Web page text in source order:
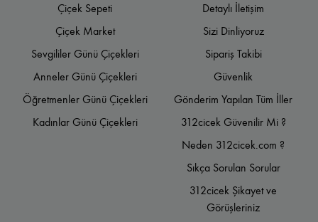
Çiçek Sepeti
Çiçek Market
Sevgililer Günü Çiçekleri
Anneler Günü Çiçekleri
Öğretmenler Günü Çiçekleri
Kadınlar Günü Çiçekleri
Detaylı İletişim
Sizi Dinliyoruz
Sipariş Takibi
Güvenlik
Gönderim Yapılan Tüm İller
312cicek Güvenilir Mi ?
Neden 312cicek.com ?
Sıkça Sorulan Sorular
312cicek Şikayet ve
Görüşleriniz